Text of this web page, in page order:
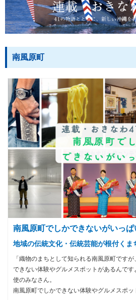
南風原町
南風原町でしかできないがいっぱ
地域の伝統文化・伝統芸能が根付くま
「織物のまちとして知られる南風原町です
できない体験やグルメスポットがあるんで
使のみなさん。
南風原町でしかできない体験やグルメスポッ